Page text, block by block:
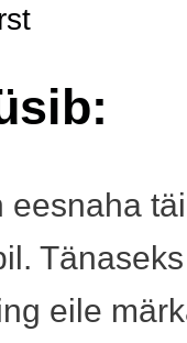
eesnaha
eile